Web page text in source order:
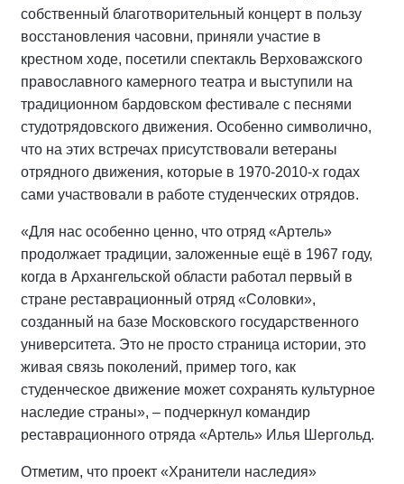
собственный благотворительный концерт в пользу
восстановления часовни, приняли участие в
крестном ходе, посетили спектакль Верховажского
православного камерного театра и выступили на
традиционном бардовском фестивале с песнями
студотрядовского движения. Особенно символично,
что на этих встречах присутствовали ветераны
отрядного движения, которые в 1970-2010-х годах
сами участвовали в работе студенческих отрядов.
«Для нас особенно ценно, что отряд «Артель»
продолжает традиции, заложенные ещё в 1967 году,
когда в Архангельской области работал первый в
стране реставрационный отряд «Соловки»,
созданный на базе Московского государственного
университета. Это не просто страница истории, это
живая связь поколений, пример того, как
студенческое движение может сохранять культурное
наследие страны», – подчеркнул командир
реставрационного отряда «Артель» Илья Шергольд.
Отметим, что проект «Хранители наследия»